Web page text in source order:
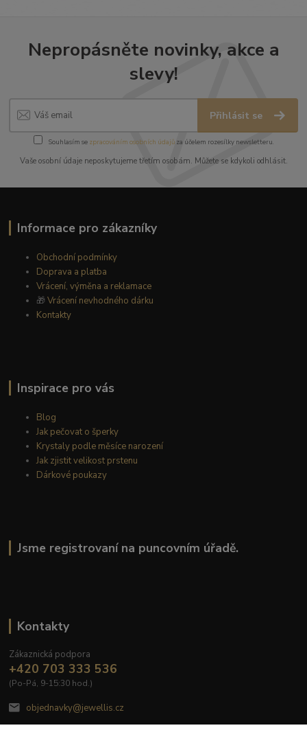
Nepropásněte novinky, akce a
slevy!
Přihlásit se
Souhlasím se zpracováním osobních údajůza účelem rozesílky newsletteru.
Vaše osobní údaje neposkytujeme třetím osobám. Můžete se kdykoli odhlásit.
Informace pro zákazníky
Obchodní podmínky
Doprava a platba
Vrácení, výměna a reklamace
🎁Vrácení nevhodného dárku
Kontakty
Inspirace pro vás
Blog
Jak pečovat o šperky
Krystaly podle měsíce narození
Jak zjistit velikost prstenu
Dárkové poukazy
Jsme registrovaní na puncovním úřadě.
Kontakty
Zákaznická podpora
+420 703 333 536
(Po-Pá, 9-15:30 hod.)
objednavky@jewellis.cz